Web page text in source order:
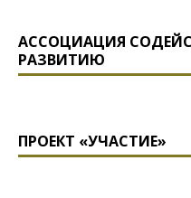
АССОЦИАЦИЯ
РАЗВИТИЮ
ПРОЕКТ «УЧАСТИЕ»